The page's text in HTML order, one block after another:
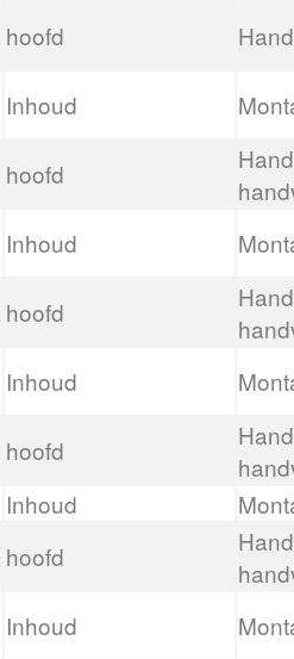
hoofd
Inhoud
hoofd
Inhoud
hoofd
Inhoud
hoofd
Inhoud
hoofd
Inhoud